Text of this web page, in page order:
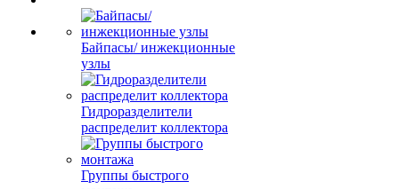
Байпасы/ инжекционные
узлы
Гидроразделители
распределит коллектора
Группы быстрого